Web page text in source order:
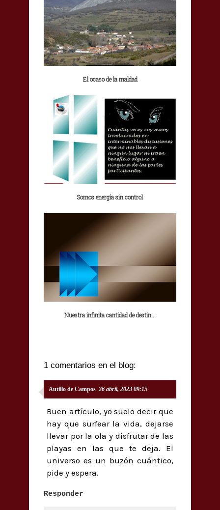
El ocaso de la maldad
Somos energía sin control
Nuestra infinita cantidad de destin...
1 comentarios en el blog:
Autillo de Campos 26 abril, 2023 09:15
Buen artículo, yo suelo decir que
hay que surfear la vida, dejarse
llevar por la ola y disfrutar de las
playas en las que te deja. El
universo es un buzón cuántico,
pide y espera.
Responder